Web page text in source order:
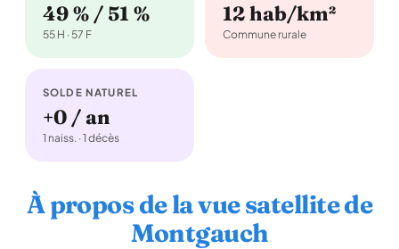
49 % / 51 %
55 H · 57 F
12 hab/km²
Commune rurale
SOLDE NATUREL
+0 / an
1 naiss. · 1 décès
À propos de la vue satellite de
Montgauch